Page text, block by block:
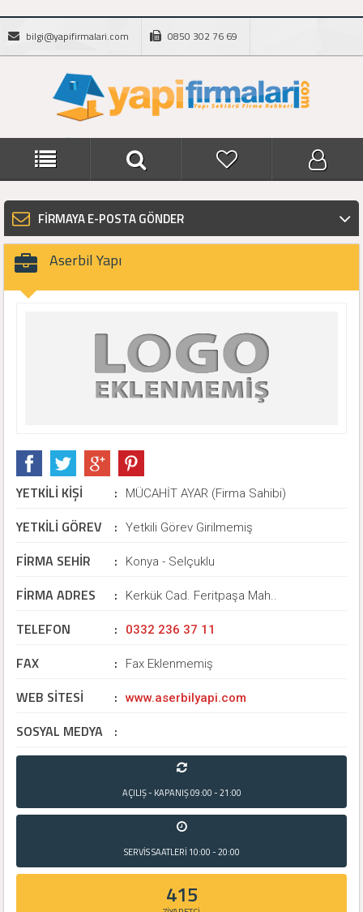
bilgi@yapifirmalari.com 0850 302 76 69
FİRMAYA E-POSTA GÖNDER
Aserbil Yapı
YETKİLİ KİŞİ : MÜCAHİT AYAR (Firma Sahibi)
YETKİLİ GÖREV : Yetkili Görev Girilmemiş
FİRMA SEHİR : Konya - Selçuklu
FİRMA ADRES : Kerkük Cad. Feritpaşa Mah..
TELEFON : 0332 236 37 11
FAX : Fax Eklenmemiş
WEB SİTESİ : www.aserbilyapi.com
SOSYAL MEDYA :
AÇILIŞ - KAPANIŞ09:00 - 21:00
SERVİS SAATLERİ 10:00 - 20:00
415